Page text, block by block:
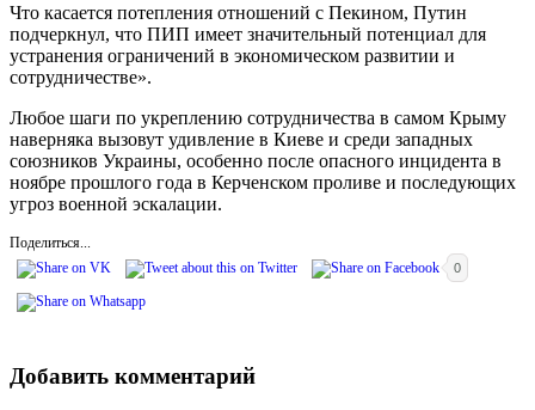
Что касается потепления отношений с Пекином, Путин
подчеркнул, что ПИП имеет значительный потенциал для
устранения ограничений в экономическом развитии и
сотрудничестве».
Любое шаги по укреплению сотрудничества в самом Крыму
наверняка вызовут удивление в Киеве и среди западных
союзников Украины, особенно после опасного инцидента в
ноябре прошлого года в Керченском проливе и последующих
угроз военной эскалации.
Поделиться...
0
Добавить комментарий